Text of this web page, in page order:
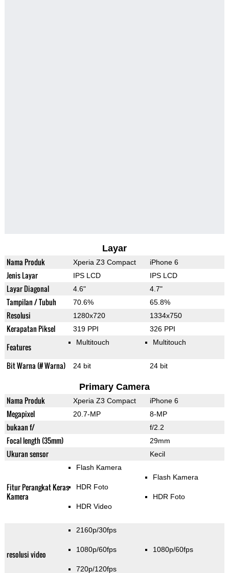
Layar
Nama Produk Xperia Z3 Compact iPhone 6
Jenis Layar IPS LCD IPS LCD
Layar Diagonal 4.6" 4.7"
Tampilan / Tubuh 70.6% 65.8%
Resolusi 1280x720 1334x750
Kerapatan Piksel 319 PPI 326 PPI
Features Multitouch Multitouch
Bit Warna (# Warna) 24 bit 24 bit
Primary Camera
Nama Produk Xperia Z3 Compact iPhone 6
Megapixel 20.7-MP 8-MP
bukaan f/ f/2.2
Focal length (35mm) 29mm
Ukuran sensor Kecil
Fitur Perangkat Keras
Kamera
Flash Kamera
HDR Foto
HDR Video
Flash Kamera
HDR Foto
resolusi video
2160p/30fps
1080p/60fps
720p/120fps
1080p/60fps